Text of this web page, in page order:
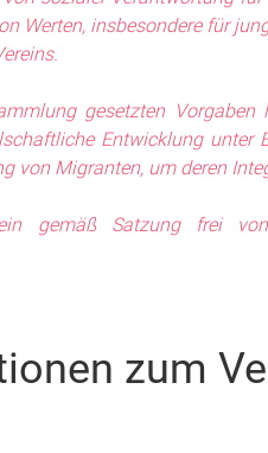
Werten, insbesondere für
gesetzten
Entwicklung unter
von Migranten, um deren
gemäß Satzung frei
zum